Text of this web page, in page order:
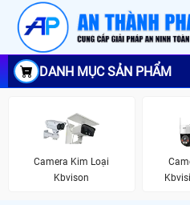
DANH MỤC SẢN PHẨM
Camera Kim Loại
Kbvison